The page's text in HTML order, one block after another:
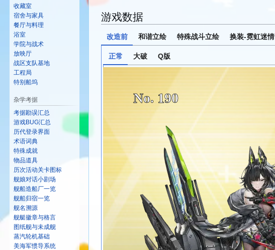
游戏数据
改造前 和谐立绘 特殊战斗立绘 换装-霓虹迷情
正常 大破 Q版
No. 190
收藏室
宿舍与家具
餐厅与料理
浴室
学院与战术
放映厅
战区支队基地
工程局
特别船坞
杂学考据
考据勘误汇总
游戏BUG汇总
历代登录界面
术语词典
特殊成就
物品道具
历次活动关卡图标
舰娘对话小剧场
舰船造船厂一览
舰船归宿一览
舰名溯源
舰艇徽章与格言
图纸舰与未成舰
蒸汽轮机基础
美海军惯导系统